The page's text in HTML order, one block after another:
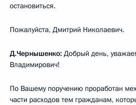
остановиться.
Пожалуйста, Дмитрий Николаевич.
Д.Чернышенко: Добрый день,
Владимирович!
По Вашему поручению проработан
части расходов тем гражданам,